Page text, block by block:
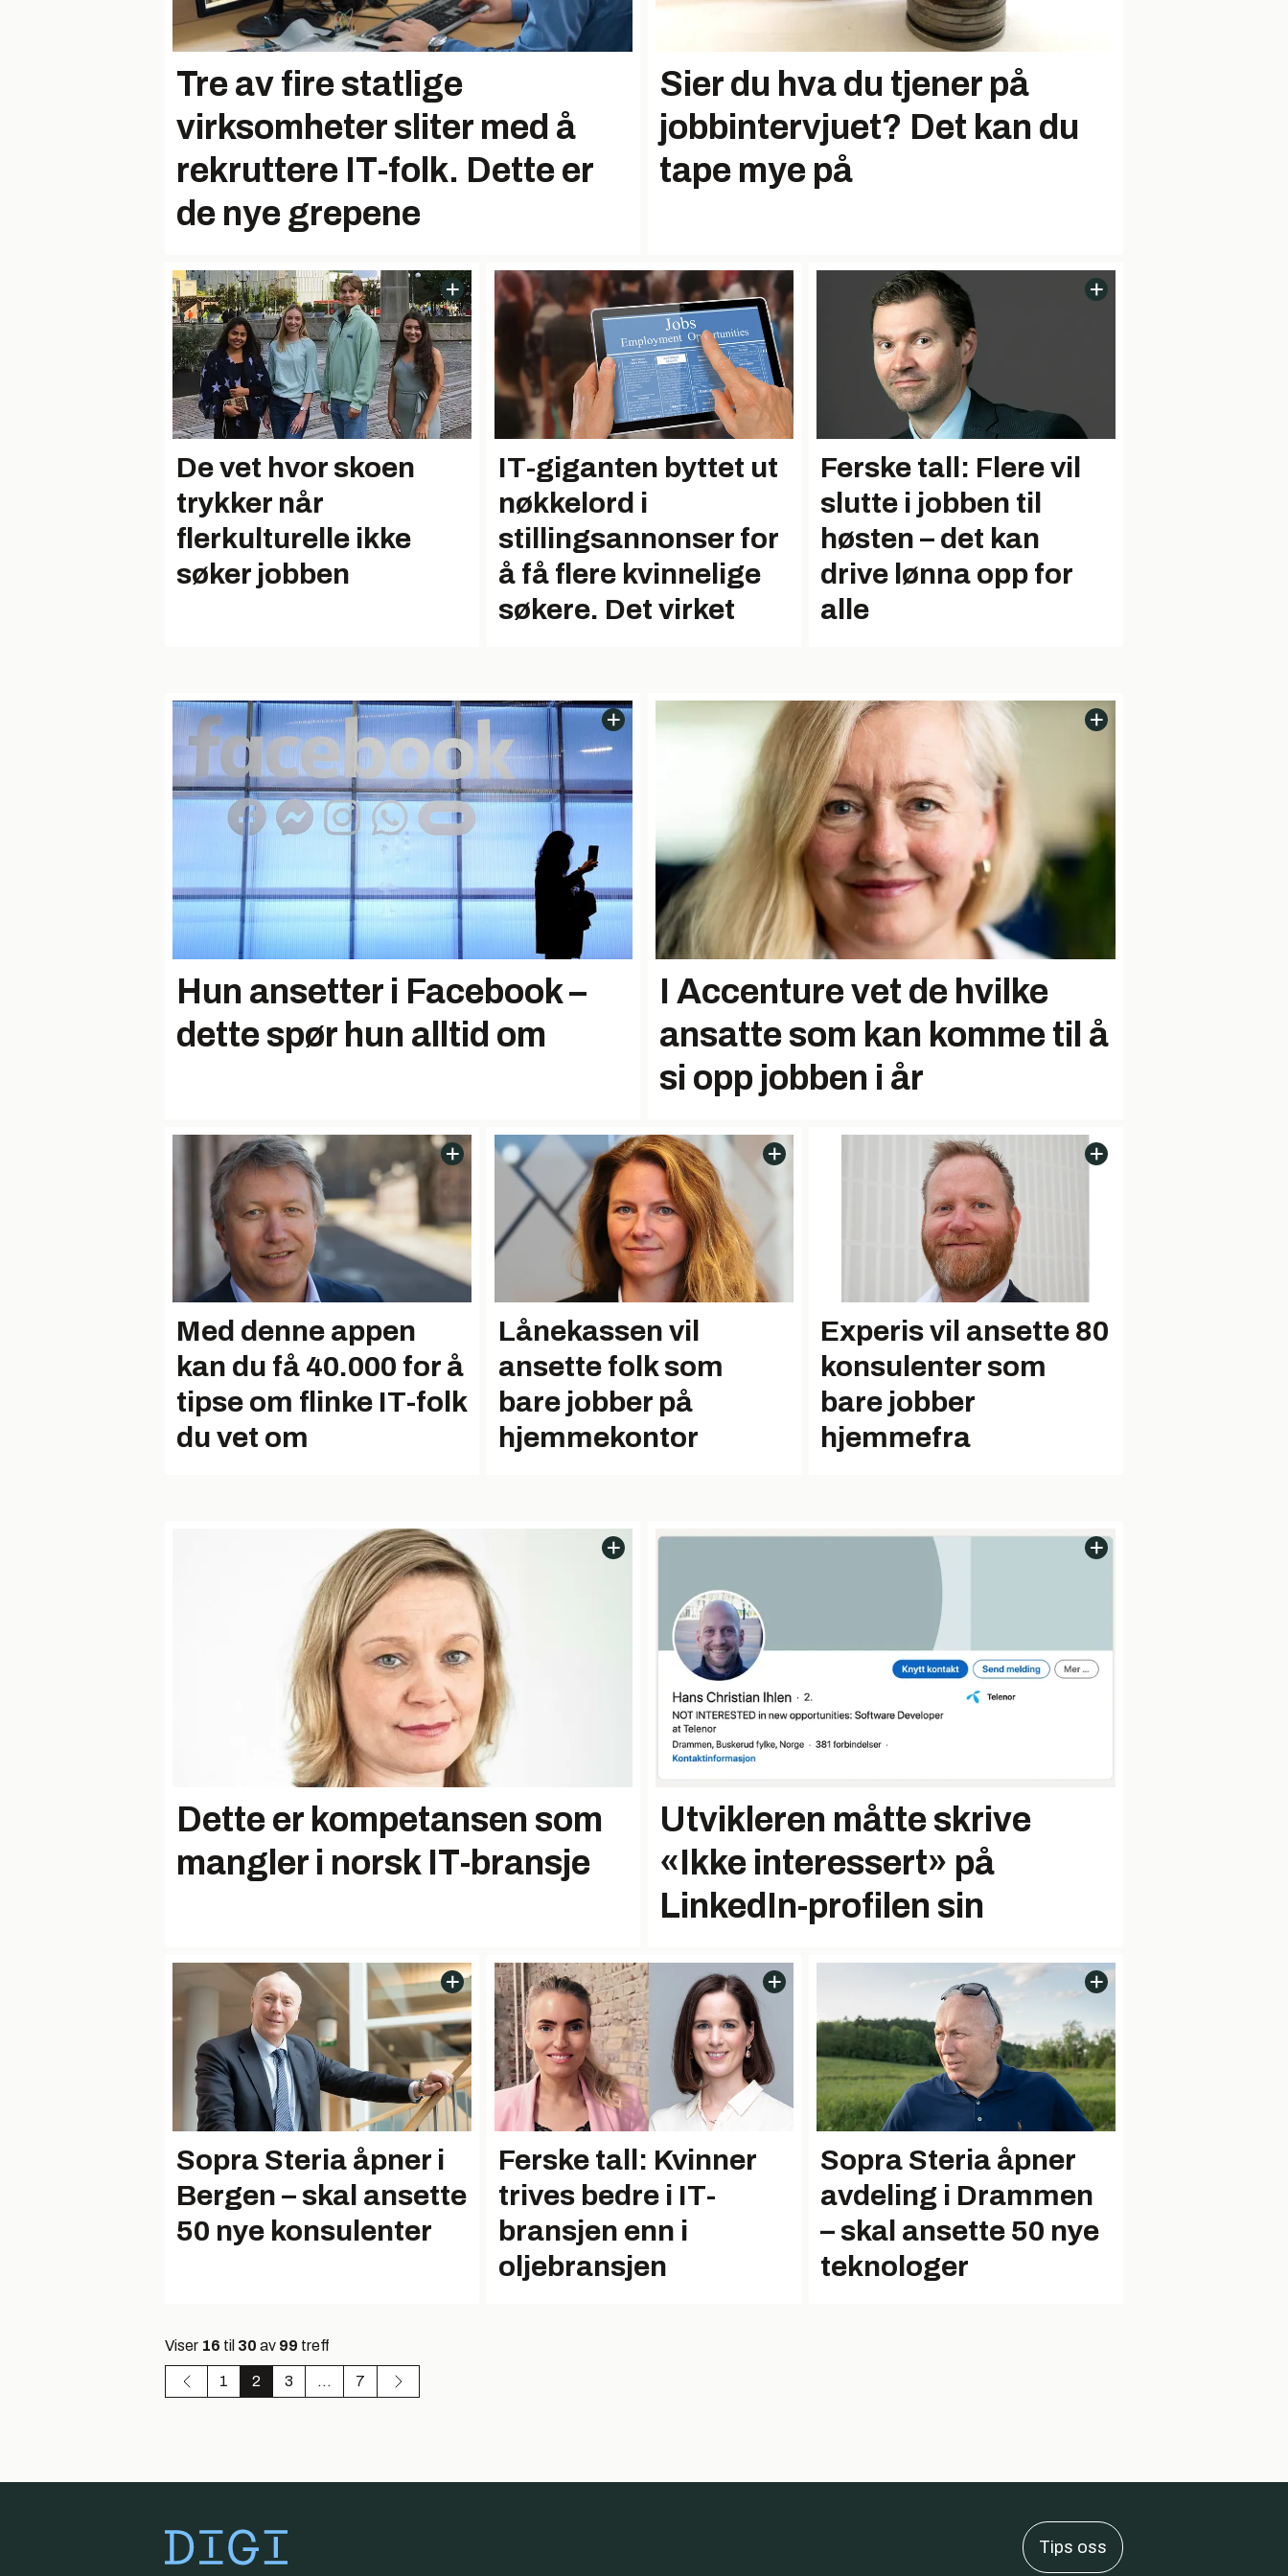
Tre av fire statlige
virksomheter sliter med å
rekruttere IT-folk. Dette er
de nye grepene
Sier du hva du tjener på
jobbintervjuet? Det kan du
tape mye på
De vet hvor skoen
trykker når
flerkulturelle ikke
søker jobben
IT-giganten byttet ut
nøkkelord i
stillingsannonser for
å få flere kvinnelige
søkere. Det virket
Ferske tall: Flere vil
slutte i jobben til
høsten – det kan
drive lønna opp for
alle
Hun ansetter i Facebook –
dette spør hun alltid om
I Accenture vet de hvilke
ansatte som kan komme til å
si opp jobben i år
Med denne appen
kan du få 40.000 for å
tipse om flinke IT-folk
du vet om
Lånekassen vil
ansette folk som
bare jobber på
hjemmekontor
Experis vil ansette 80
konsulenter som
bare jobber
hjemmefra
Dette er kompetansen som
mangler i norsk IT-bransje
Utvikleren måtte skrive
«Ikke interessert» på
LinkedIn-profilen sin
Sopra Steria åpner i
Bergen – skal ansette
50 nye konsulenter
Ferske tall: Kvinner
trives bedre i IT-
bransjen enn i
oljebransjen
Sopra Steria åpner
avdeling i Drammen
– skal ansette 50 nye
teknologer
Viser 16 til 30 av 99 treff
1 2 3 ... 7
Tips oss